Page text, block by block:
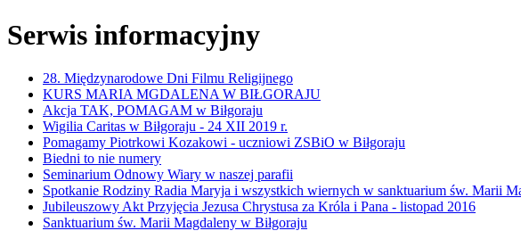
Serwis informacyjny
28. Międzynarodowe Dni Filmu Religijnego
KURS MARIA MGDALENA W BIŁGORAJU
Akcja TAK, POMAGAM w Biłgoraju
Wigilia Caritas w Biłgoraju - 24 XII 2019 r.
Pomagamy Piotrkowi Kozakowi - uczniowi ZSBiO w Biłgoraju
Biedni to nie numery
Seminarium Odnowy Wiary w naszej parafii
Spotkanie Rodziny Radia Maryja i wszystkich wiernych w sanktuarium św. Marii
Jubileuszowy Akt Przyjęcia Jezusa Chrystusa za Króla i Pana - listopad 2016
Sanktuarium św. Marii Magdaleny w Biłgoraju